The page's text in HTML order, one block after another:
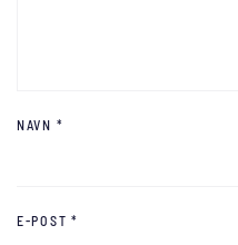
NAVN *
E-POST *